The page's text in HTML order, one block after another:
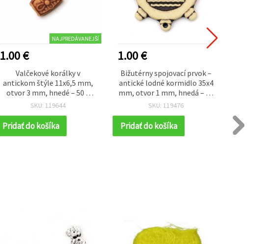
NAJPREDÁVANEJŠÍ
1.00 €
Valčekové korálky v
antickom štýle 11x6,5 mm,
otvor 3 mm, hnedé – 50 g
(~140 ks)
SKU: 119644
Pridať do košíka
1.00 €
Bižutérny spojovací prvok –
antické lodné kormidlo 35x4
mm, otvor 1 mm, hnedá – 50
g (~13 ks)
SKU: 119476
Pridať do košíka